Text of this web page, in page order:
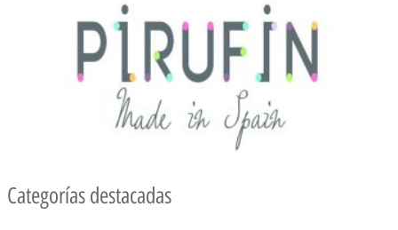
Categorías destacadas